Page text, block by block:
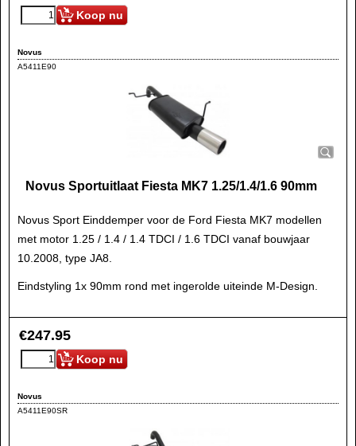
Koop nu
Novus
A5411E90
Novus Sportuitlaat Fiesta MK7 1.25/1.4/1.6 90mm
Novus Sport Einddemper voor de Ford Fiesta MK7 modellen
met motor 1.25 / 1.4 / 1.4 TDCI / 1.6 TDCI vanaf bouwjaar
10.2008, type JA8.
Eindstyling 1x 90mm rond met ingerolde uiteinde M-Design.
€247.95
Koop nu
Novus
A5411E90SR